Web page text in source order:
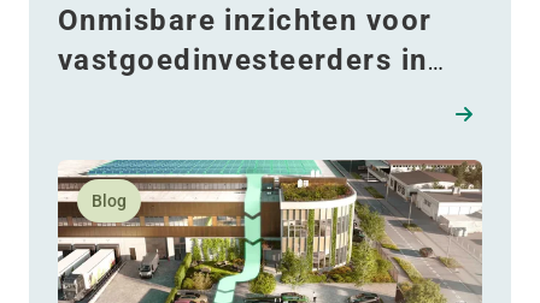
Onmisbare inzichten voor
vastgoedinvesteerders in
Blog
Lees meer over Slimme energieoplossingen als